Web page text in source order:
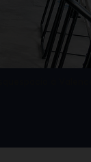
à Valence